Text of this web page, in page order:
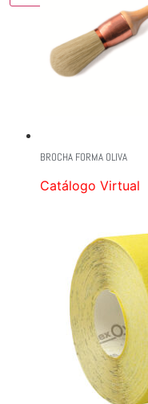
BROCHA FORMA OLIVA
Catálogo Virtual